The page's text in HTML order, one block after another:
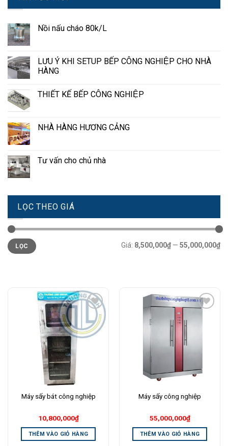
Nồi nấu cháo 80k/L
LƯU Ý KHI SETUP BẾP CÔNG NGHIỆP CHO NHÀ
HÀNG
THIẾT KẾ BẾP CÔNG NGHIỆP
NHÀ HÀNG HƯƠNG CẢNG
Tư vấn cho chủ nhà
LỌC THEO GIÁ
Giá
tối
thiểu
Giá
tối
đa
LỌC Giá: 8,500,000₫ — 55,000,000₫
Add to
Wishlist
Máy sấy bát công nghiệp
10,800,000₫
THÊM VÀO GIỎ HÀNG
Máy sấy công nghiệp
55,000,000₫
THÊM VÀO GIỎ HÀNG